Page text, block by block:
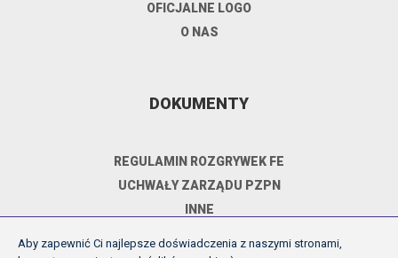
OFICJALNE LOGO
O NAS
DOKUMENTY
REGULAMIN ROZGRYWEK FE
UCHWAŁY ZARZĄDU PZPN
INNE
Aby zapewnić Ci najlepsze doświadczenia z naszymi stronami,